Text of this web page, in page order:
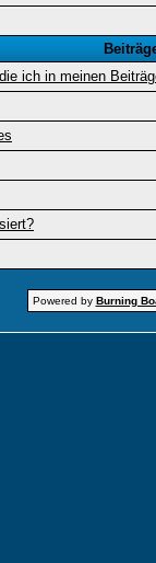
ich in meinen
Powered by Burning